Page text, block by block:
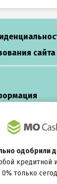
одобрили
кредитной
только
сайта
Украине
©